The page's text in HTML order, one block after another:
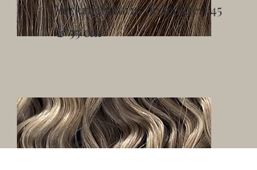
Verkrijgbaar in de lengtes: 45
& 55 cm